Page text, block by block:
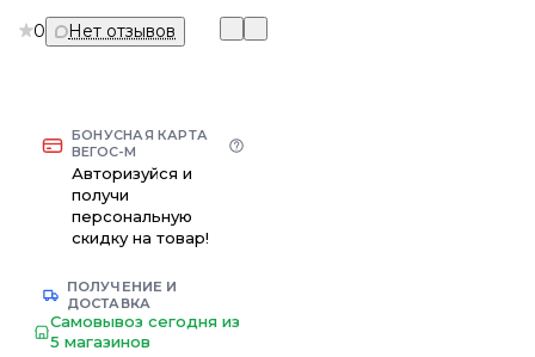
0 Нет отзывов
БОНУСНАЯ КАРТА
ВЕГОС-М
Авторизуйся и
получи
персональную
скидку на товар!
ПОЛУЧЕНИЕ И
ДОСТАВКА
Самовывоз сегодня из
5 магазинов